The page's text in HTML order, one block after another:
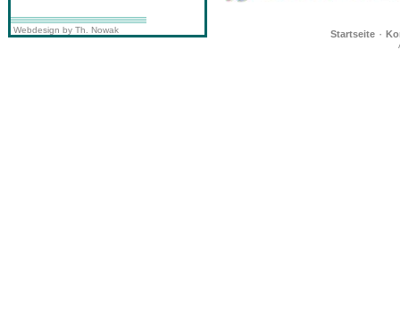
Startseite ·
Webdesign by Th. Nowak